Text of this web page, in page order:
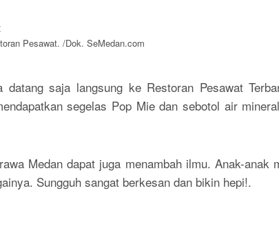
Pesawat. /Dok. SeMedan.com
saja langsung ke Restoran Pesawat
segelas Pop Mie dan sebotol air
Medan dapat juga menambah ilmu. Anak-
Sungguh sangat berkesan dan bikin hepi!.